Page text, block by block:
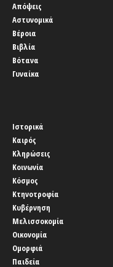
Απόψεις
Αστυνομικά
Βέροια
Βιβλία
Βότανα
Γυναίκα
Ιστορικά
Καιρός
Κληρώσεις
Κοινωνία
Κόσμος
Κτηνοτροφία
Κυβέρνηση
Μελισσοκομία
Οικονομία
Ομορφιά
Παιδεία